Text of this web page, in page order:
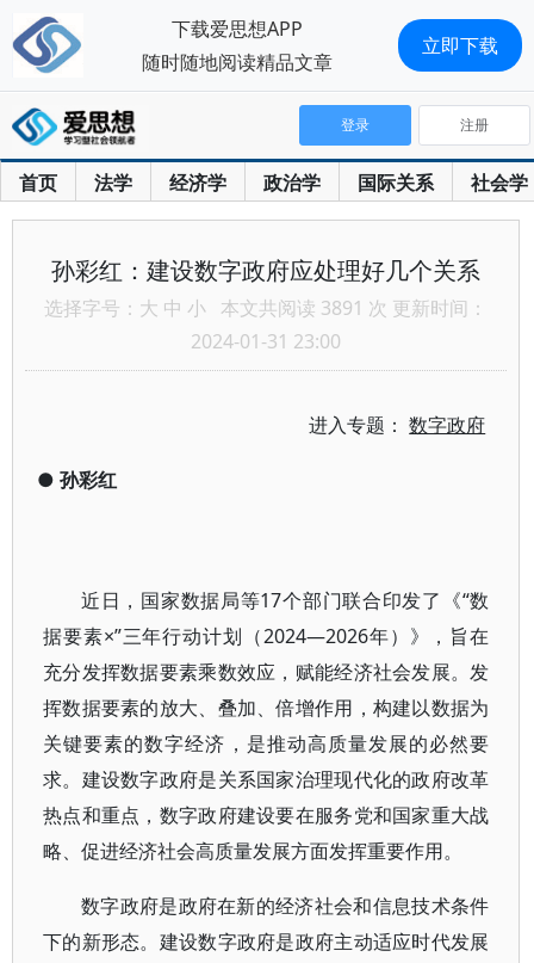
首页 法学 经济学 政治学 国际关系 社会学
登录 注册
孙彩红：建设数字政府应处理好几个关系
选择字号： 大 中 小 本文共阅读 3891 次 更新时间：
2024-01-31 23:00
进入专题：数字政府
● 孙彩红
近日，国家数据局等17个部门联合印发了《“数
据要素×”三年行动计划（2024—2026年）》，旨在
充分发挥数据要素乘数效应，赋能经济社会发展。发
挥数据要素的放大、叠加、倍增作用，构建以数据为
关键要素的数字经济，是推动高质量发展的必然要
求。建设数字政府是关系国家治理现代化的政府改革
热点和重点，数字政府建设要在服务党和国家重大战
略、促进经济社会高质量发展方面发挥重要作用。
数字政府是政府在新的经济社会和信息技术条件
下的新形态。建设数字政府是政府主动适应时代发展
下载爱思想APP
随时随地阅读精品文章
立即下载